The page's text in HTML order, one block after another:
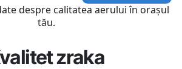
despre calitatea aerului în orașul
tău.
zraka